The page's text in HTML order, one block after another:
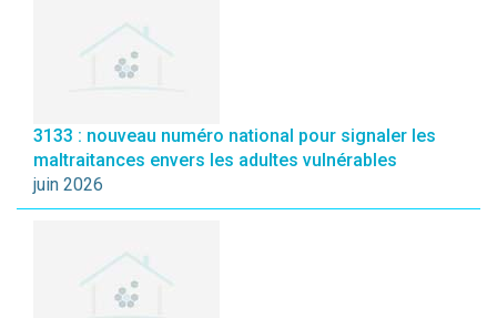
3133 : nouveau numéro national pour signaler les
maltraitances envers les adultes vulnérables
juin 2026